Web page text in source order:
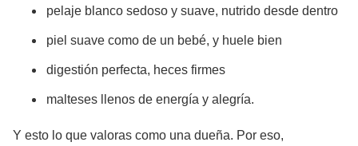
pelaje blanco sedoso y suave, nutrido desde dentro
piel suave como de un bebé, y huele bien
digestión perfecta, heces firmes
malteses llenos de energía y alegría.
Y esto lo que valoras como una dueña. Por eso,